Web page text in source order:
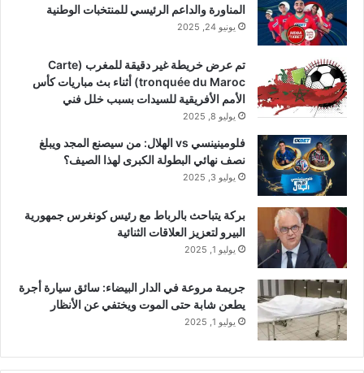
المناورة والداعم الرئيسي للمنتخبات الوطنية
يونيو 24, 2025
تم عرض خريطة غير دقيقة للمغرب (Carte
tronquée du Maroc) أثناء بث مباريات كأس
الأمم الأفريقية للسيدات بسبب خلل فني
يوليو 8, 2025
فلومينينسي vs الهلال: من سيصنع المجد ويبلغ
نصف نهائي البطولة الكبرى لهذا الصيف؟
يوليو 3, 2025
بركة يتباحث بالرباط مع رئيس كونغرس جمهورية
البيرو لتعزيز العلاقات الثنائية
يوليو 1, 2025
جريمة مروعة في الدار البيضاء: سائق سيارة أجرة
يطعن شابة حتى الموت ويختفي عن الأنظار
يوليو 1, 2025